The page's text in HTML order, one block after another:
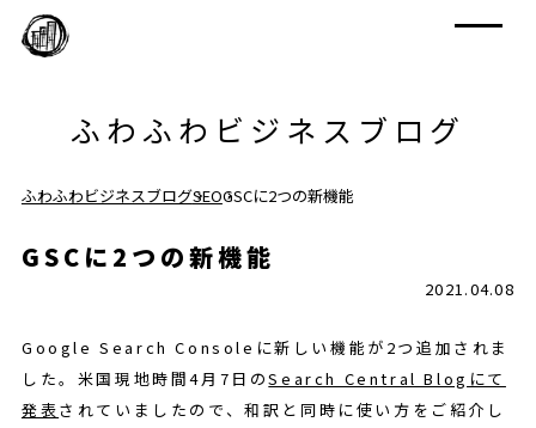
ふわふわビジネスブログ
ふわふわビジネスブログSEOGSCに2つの新機能
GSCに2つの新機能
2021.04.08
Google Search Consoleに新しい機能が2つ追加されま
した。米国現地時間4月7日のSearch Central Blogにて
発表されていましたので、和訳と同時に使い方をご紹介し